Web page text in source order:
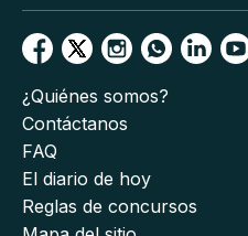
¿Quiénes somos?
Contáctanos
FAQ
El diario de hoy
Reglas de concursos